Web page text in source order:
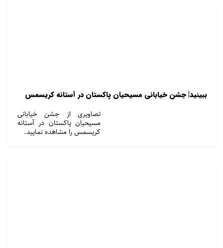
ببینید| جشن خیابانی مسیحیان پاکستان در آستانه کریسمس
تصاویری از جشن خیابانی
مسیحیان پاکستان در آستانه
کریسمس را مشاهده نمایید.